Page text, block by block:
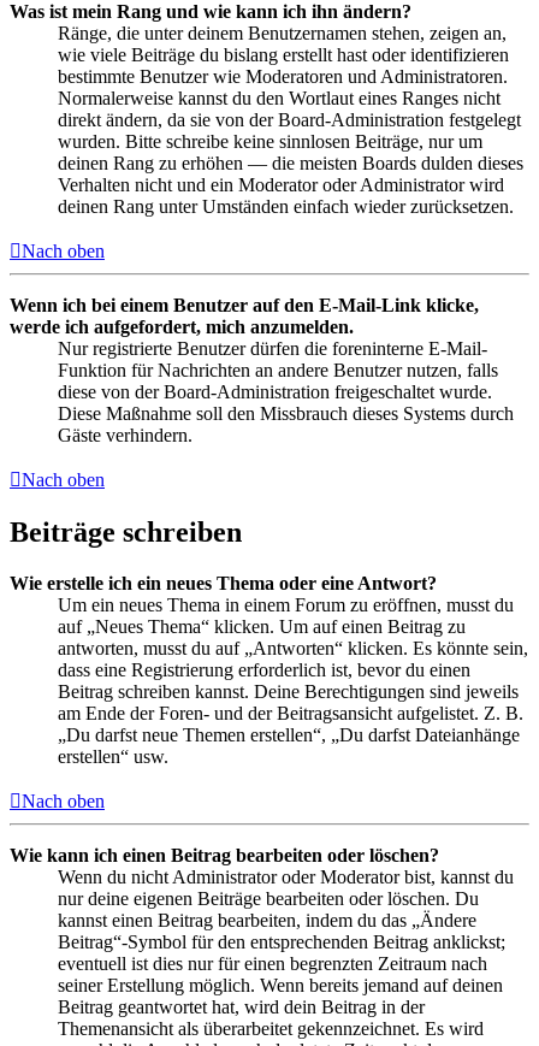
Was ist mein Rang und wie kann ich ihn ändern?
Ränge, die unter deinem Benutzernamen stehen, zeigen an,
wie viele Beiträge du bislang erstellt hast oder identifizieren
bestimmte Benutzer wie Moderatoren und Administratoren.
Normalerweise kannst du den Wortlaut eines Ranges nicht
direkt ändern, da sie von der Board-Administration festgelegt
wurden. Bitte schreibe keine sinnlosen Beiträge, nur um
deinen Rang zu erhöhen — die meisten Boards dulden dieses
Verhalten nicht und ein Moderator oder Administrator wird
deinen Rang unter Umständen einfach wieder zurücksetzen.
Nach oben
Wenn ich bei einem Benutzer auf den E-Mail-Link klicke,
werde ich aufgefordert, mich anzumelden.
Nur registrierte Benutzer dürfen die foreninterne E-Mail-
Funktion für Nachrichten an andere Benutzer nutzen, falls
diese von der Board-Administration freigeschaltet wurde.
Diese Maßnahme soll den Missbrauch dieses Systems durch
Gäste verhindern.
Nach oben
Beiträge schreiben
Wie erstelle ich ein neues Thema oder eine Antwort?
Um ein neues Thema in einem Forum zu eröffnen, musst du
auf „Neues Thema“ klicken. Um auf einen Beitrag zu
antworten, musst du auf „Antworten“ klicken. Es könnte sein,
dass eine Registrierung erforderlich ist, bevor du einen
Beitrag schreiben kannst. Deine Berechtigungen sind jeweils
am Ende der Foren- und der Beitragsansicht aufgelistet. Z. B.
„Du darfst neue Themen erstellen“, „Du darfst Dateianhänge
erstellen“ usw.
Nach oben
Wie kann ich einen Beitrag bearbeiten oder löschen?
Wenn du nicht Administrator oder Moderator bist, kannst du
nur deine eigenen Beiträge bearbeiten oder löschen. Du
kannst einen Beitrag bearbeiten, indem du das „Ändere
Beitrag“-Symbol für den entsprechenden Beitrag anklickst;
eventuell ist dies nur für einen begrenzten Zeitraum nach
seiner Erstellung möglich. Wenn bereits jemand auf deinen
Beitrag geantwortet hat, wird dein Beitrag in der
Themenansicht als überarbeitet gekennzeichnet. Es wird